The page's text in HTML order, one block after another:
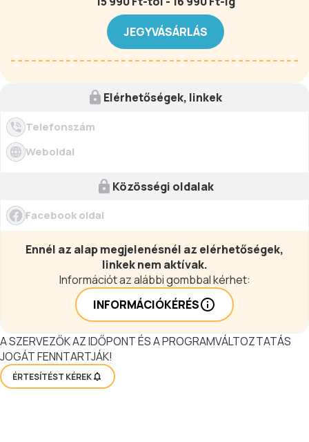
JEGYVÁSÁRLÁS
Elérhetőségek, linkek
Telefonszám
Weboldal
Közösségi oldalak
Facebook oldal
Ennél az alap megjelenésnél az elérhetőségek,
linkek nem aktívak.
Információt az alábbi gombbal kérhet:
INFORMÁCIÓKÉRÉS
A SZERVEZŐK AZ IDŐPONT ÉS A PROGRAMVÁLTOZTATÁS
JOGÁT FENNTARTJÁK!
ÉRTESÍTÉST KÉREK